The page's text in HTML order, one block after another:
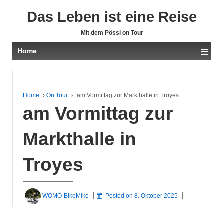
Das Leben ist eine Reise
Mit dem Pössl on Tour
Home ≡
Home › On Tour › am Vormittag zur Markthalle in Troyes
am Vormittag zur
Markthalle in
Troyes
WOMO-BikeMike Posted on8. Oktober 2025